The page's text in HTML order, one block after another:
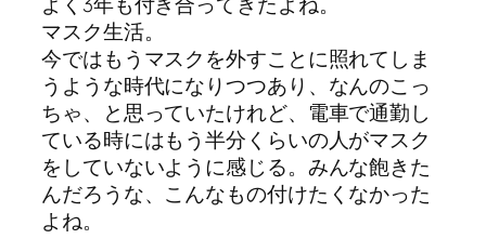
マスク生活。
今ではもうマスクを外すことに照れてしま
うような時代になりつつあり、なんのこっ
ちゃ、と思っていたけれど、電車で通勤し
ている時にはもう半分くらいの人がマスク
をしていないように感じる。みんな飽きた
んだろうな、こんなもの付けたくなかった
よね。